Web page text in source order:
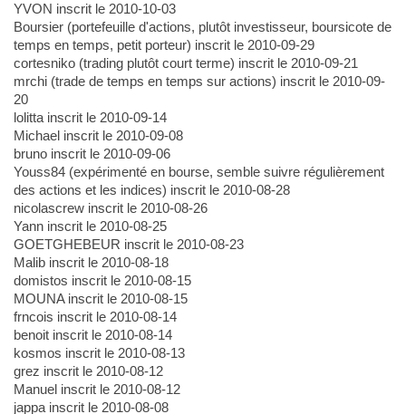
YVON inscrit le 2010-10-03
Boursier (portefeuille d'actions, plutôt investisseur, boursicote de
temps en temps, petit porteur) inscrit le 2010-09-29
cortesniko (trading plutôt court terme) inscrit le 2010-09-21
mrchi (trade de temps en temps sur actions) inscrit le 2010-09-
20
lolitta inscrit le 2010-09-14
Michael inscrit le 2010-09-08
bruno inscrit le 2010-09-06
Youss84 (expérimenté en bourse, semble suivre régulièrement
des actions et les indices) inscrit le 2010-08-28
nicolascrew inscrit le 2010-08-26
Yann inscrit le 2010-08-25
GOETGHEBEUR inscrit le 2010-08-23
Malib inscrit le 2010-08-18
domistos inscrit le 2010-08-15
MOUNA inscrit le 2010-08-15
frncois inscrit le 2010-08-14
benoit inscrit le 2010-08-14
kosmos inscrit le 2010-08-13
grez inscrit le 2010-08-12
Manuel inscrit le 2010-08-12
jappa inscrit le 2010-08-08